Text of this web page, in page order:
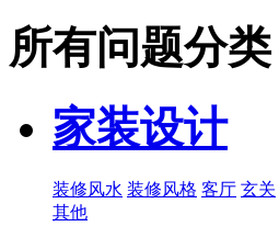
所有问题分类
家装设计
装修风水 装修风格 客厅 玄关
其他